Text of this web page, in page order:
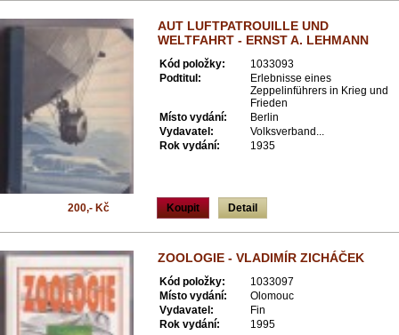
AUT LUFTPATROUILLE UND
WELTFAHRT - ERNST A. LEHMANN
Kód položky:
1033093
Podtitul:
Erlebnisse eines
Zeppelinführers in Krieg und
Frieden
Místo vydání:
Berlin
Vydavatel:
Volksverband...
Rok vydání:
1935
Koupit Detail
200,- Kč
ZOOLOGIE - VLADIMÍR ZICHÁČEK
Kód položky:
1033097
Místo vydání:
Olomouc
Vydavatel:
Fin
Rok vydání:
1995